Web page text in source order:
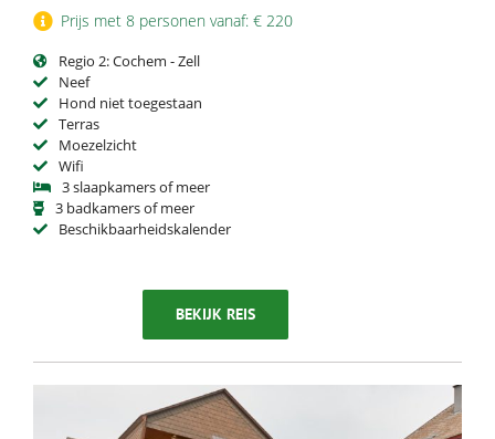
Prijs met 8 personen vanaf: € 220
Regio 2: Cochem - Zell
Neef
Hond niet toegestaan
Terras
Moezelzicht
Wifi
3 slaapkamers of meer
3 badkamers of meer
Beschikbaarheidskalender
BEKIJK REIS